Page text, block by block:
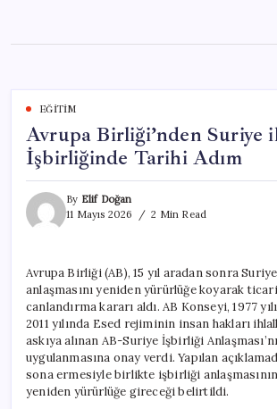
content
EĞITIM
Avrupa Birliği’nden Suriye
İşbirliğinde Tarihi Adım
By Elif Doğan
11 Mayıs 2026
2 Min Read
Avrupa Birliği (AB), 15 yıl aradan sonra
anlaşmasını yeniden yürürlüğe koyarak
canlandırma kararı aldı. AB Konseyi, 1977
2011 yılında Esed rejiminin insan hakları
askıya alınan AB-Suriye İşbirliği
uygulanmasına onay verdi. Yapılan
sona ermesiyle birlikte işbirliği
yeniden yürürlüğe gireceği belirtildi.